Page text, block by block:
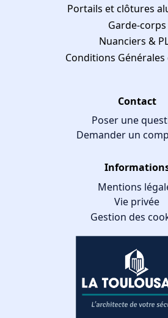
Portails et clôtures
Garde-corps
Nuanciers &
Conditions Générales
Contact
Poser une
Demander un
Mentions
Vie privée
Gestion des
GESTION DES COOKIES